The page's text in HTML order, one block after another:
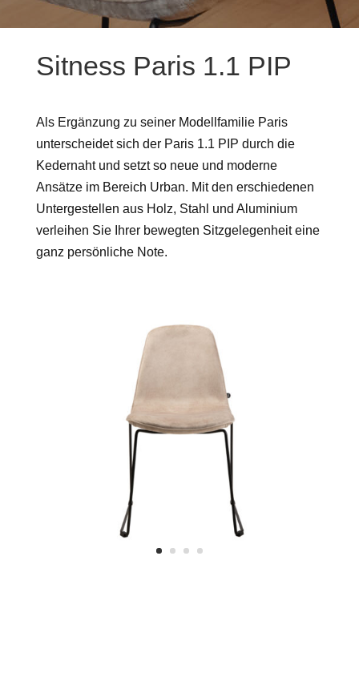
Sitness Paris 1.1 PIP
Als Ergänzung zu seiner Modellfamilie Paris
unterscheidet sich der Paris 1.1 PIP durch die
Kedernaht und setzt so neue und moderne
Ansätze im Bereich Urban. Mit den erschiedenen
Untergestellen aus Holz, Stahl und Aluminium
verleihen Sie Ihrer bewegten Sitzgelegenheit eine
ganz persönliche Note.